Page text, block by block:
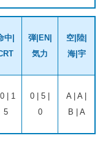
中|
弾|EN|
気力
空|陸|
海|宇
| 1
5
0 | 5 |
0
A | A |
B | A